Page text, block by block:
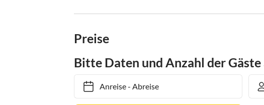
Preise
Bitte Daten und Anzahl der Gäste
Anreise- Abreise